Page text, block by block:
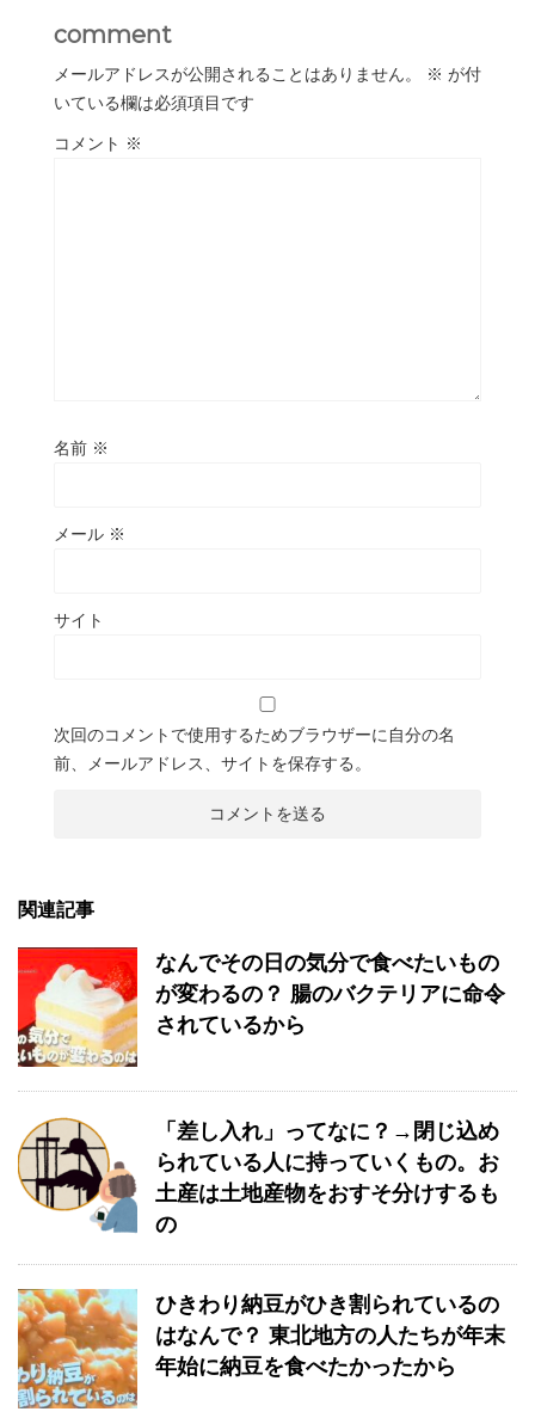
comment
メールアドレスが公開されることはありません。 ※ が付
いている欄は必須項目です
コメント ※
名前 ※
メール ※
サイト
次回のコメントで使用するためブラウザーに自分の名
前、メールアドレス、サイトを保存する。
関連記事
なんでその日の気分で食べたいもの
が変わるの？ 腸のバクテリアに命令
されているから
「差し入れ」ってなに？→閉じ込め
られている人に持っていくもの。お
土産は土地産物をおすそ分けするも
の
ひきわり納豆がひき割られているの
はなんで？ 東北地方の人たちが年末
年始に納豆を食べたかったから